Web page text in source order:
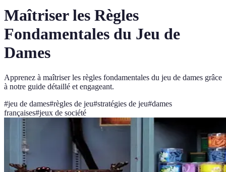
Maîtriser les Règles
Fondamentales du Jeu de
Dames
Apprenez à maîtriser les règles fondamentales du jeu de dames grâce
à notre guide détaillé et engageant.
#jeu de dames#règles de jeu#stratégies de jeu#dames
françaises#jeux de société